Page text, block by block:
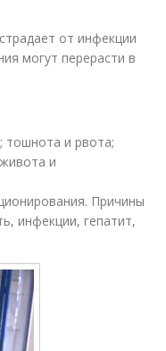
от инфекции
могут перерасти в
тошнота и рвота;
и
Причины
инфекции, гепатит,